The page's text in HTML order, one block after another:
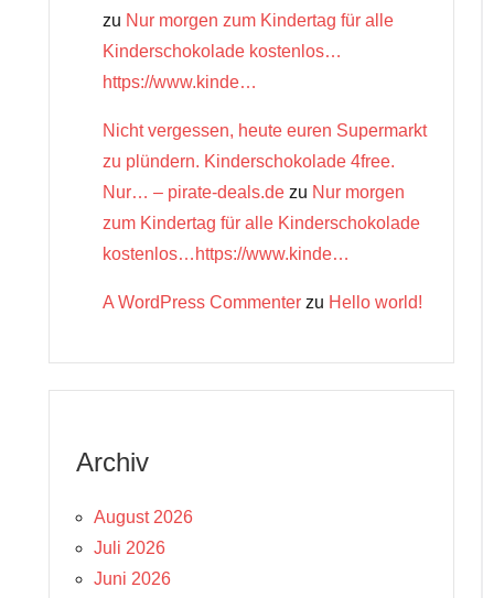
zu Nur morgen zum Kindertag für alle
Kinderschokolade kostenlos…
https://www.kinde…
Nicht vergessen, heute euren Supermarkt
zu plündern. Kinderschokolade 4free.
Nur… – pirate-deals.de zu Nur morgen
zum Kindertag für alle Kinderschokolade
kostenlos…https://www.kinde…
A WordPress Commenter zu Hello world!
Archiv
August 2026
Juli 2026
Juni 2026